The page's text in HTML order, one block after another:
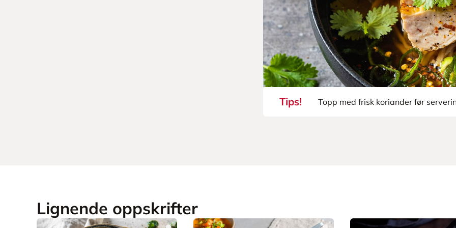
Tips! Topp med frisk koriander før
Lignende oppskrifter